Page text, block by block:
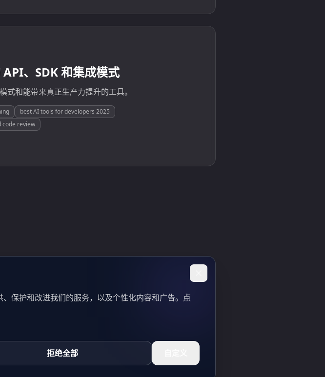
、SDK 和集成模式
和能带来真正生产力提升的工具。
best AI tools for developers 2025
code review
保护和改进我们的服务，以及个性化内容和广告。点
拒绝全部